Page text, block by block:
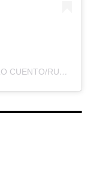
Una publicación compartida de Y OS LO CUENTO/RUMBOS OLVIDADOS (@yoslocuento)